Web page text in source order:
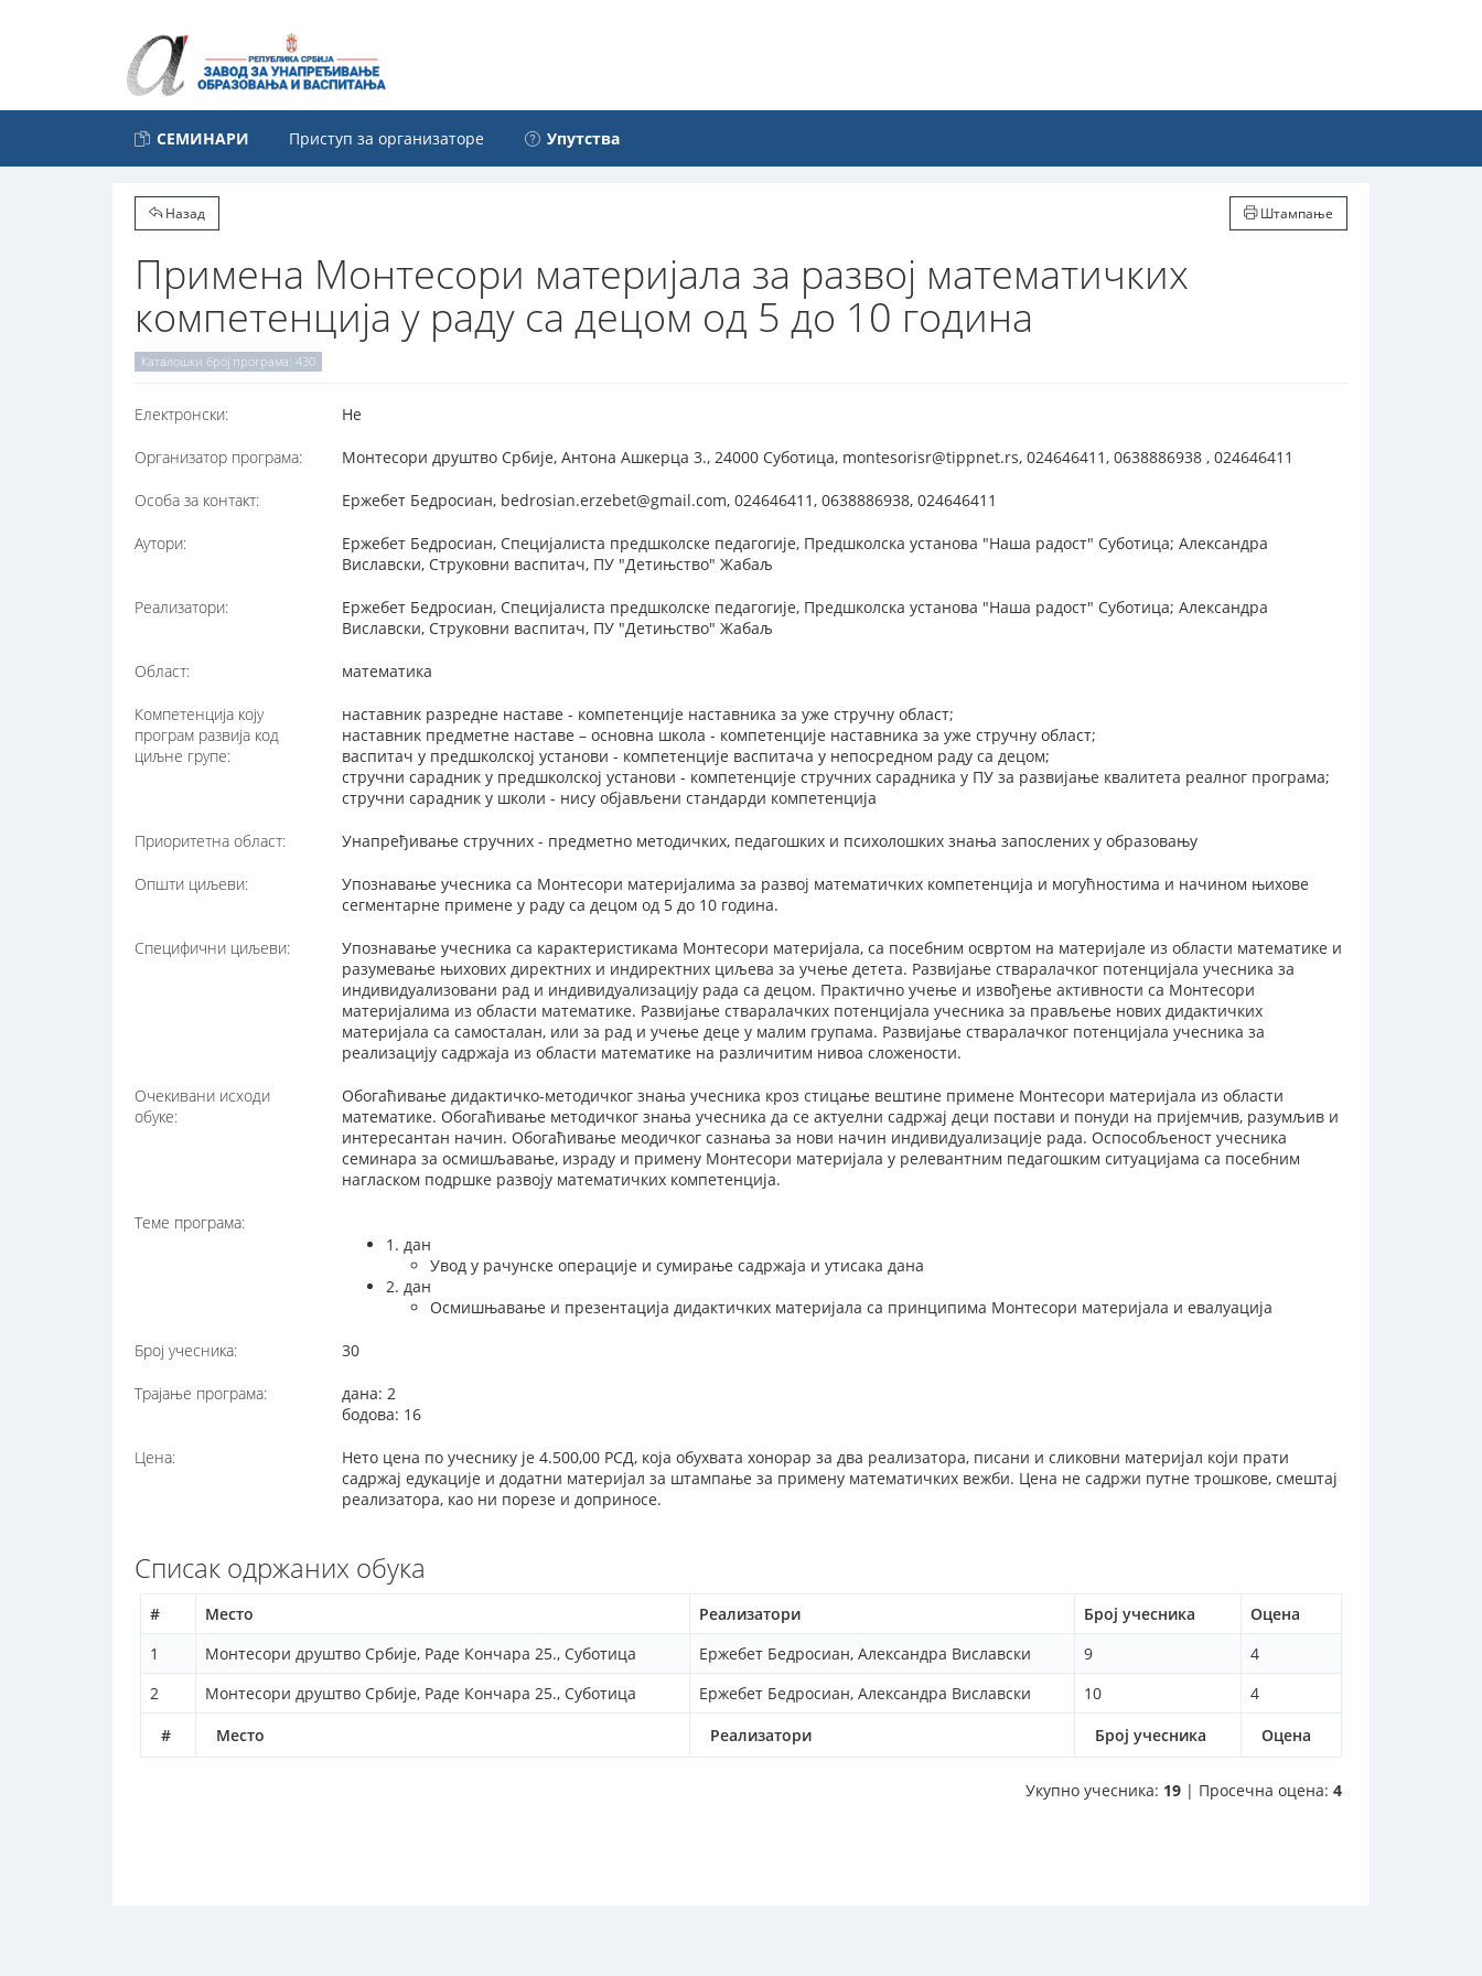
СЕМИНАРИ Приступ за организаторе Упутства
Назад Штампање
Примена Монтесори материјала за развој математичких
компетенција у раду са децом од 5 до 10 година
Каталошки број програма: 430
Електронски: Не
Организатор програма: Монтесори друштво Србије, Антона Ашкерца 3., 24000 Суботица, montesorisr@tippnet.rs, 024646411, 0638886938 , 024646411
Особа за контакт: Ержебет Бедросиан, bedrosian.erzebet@gmail.com, 024646411, 0638886938, 024646411
Аутори:
Ержебет Бедросиан, Специјалиста предшколске педагогије, Предшколска установа "Наша радост" Суботица; Александра
Виславски, Струковни васпитач, ПУ "Детињство" Жабаљ
Реализатори:
Ержебет Бедросиан, Специјалиста предшколске педагогије, Предшколска установа "Наша радост" Суботица; Александра
Виславски, Струковни васпитач, ПУ "Детињство" Жабаљ
Област: математика
Компетенција коју
програм развија код
циљне групе:
наставник разредне наставе - компетенције наставника за уже стручну област;
наставник предметне наставе – основна школа - компетенције наставника за уже стручну област;
васпитач у предшколској установи - компетенције васпитача у непосредном раду са децом;
стручни сарадник у предшколској установи - компетенције стручних сарадника у ПУ за развијање квалитета реалног програма;
стручни сарадник у школи - нису објављени стандарди компетенција
Приоритетна област: Унапређивање стручних - предметно методичких, педагошких и психолошких знања запослених у образовању
Општи циљеви:
Упознавање учесника са Монтесори материјалима за развој математичких компетенција и могућностима и начином њихове
сегментарне примене у раду са децом од 5 до 10 година.
Специфични циљеви:
Упознавање учесника са карактеристикама Монтесори материјала, са посебним освртом на материјале из области математике и
разумевање њихових директних и индиректних циљева за учење детета. Развијање стваралачког потенцијала учесника за
индивидуализовани рад и индивидуализацију рада са децом. Практично учење и извођење активности са Монтесори
материјалима из области математике. Развијање стваралачких потенцијала учесника за прављење нових дидактичких
материјала са самосталан, или за рад и учење деце у малим групама. Развијање стваралачког потенцијала учесника за
реализацију садржаја из области математике на различитим нивоа сложености.
Очекивани исходи
обуке:
Обогаћивање дидактичко-методичког знања учесника кроз стицање вештине примене Монтесори материјала из области
математике. Обогаћивање методичког знања учесника да се актуелни садржај деци постави и понуди на пријемчив, разумљив и
интересантан начин. Обогаћивање меодичког сазнања за нови начин индивидуализације рада. Оспособљеност учесника
семинара за осмишљавање, израду и примену Монтесори материјала у релевантним педагошким ситуацијама са посебним
нагласком подршке развоју математичких компетенција.
Теме програма:
1. дан
Увод у рачунске операције и сумирање садржаја и утисака дана
2. дан
Осмишњавање и презентација дидактичких материјала са принципима Монтесори материјала и евалуација
Број учесника: 30
Трајање програма:
дана: 2
бодова: 16
Цена:
Нето цена по учеснику је 4.500,00 РСД, која обухвата хонорар за два реализатора, писани и сликовни материјал који прати
садржај едукације и додатни материјал за штампање за примену математичких вежби. Цена не садржи путне трошкове, смештај
реализатора, као ни порезе и доприносе.
Списак одржаних обука
# Место Реализатори Број учесника Оцена
# Место Реализатори Број учесника Оцена
1 Монтесори друштво Србије, Раде Кончара 25., Суботица Ержебет Бедросиан, Александра Виславски 9
4
2
Монтесори друштво Србије, Раде Кончара 25., Суботица Ержебет Бедросиан, Александра Виславски 10 4
Укупно учесника: 19 | Просечна оцена: 4